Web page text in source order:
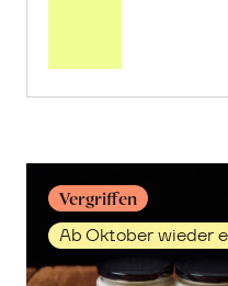
Vergriffen
Ab Oktober wieder